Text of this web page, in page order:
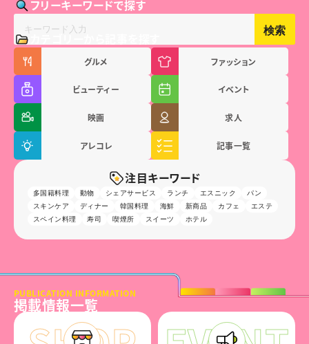
フリーキーワードで探す
検索
カテゴリーから記事を探す
グルメ ファッション
ビューティー イベント
映画 求人
アレコレ 記事一覧
注目キーワード
多国籍料理 動物 シェアサービス ランチ エスニック
パン
スキンケア
ディナー 韓国料理 海鮮 新商品 カフェ
エステ
スペイン料理
寿司 喫煙所 スイーツ ホテル
PUBLICATION INFORMATION
掲載情報一覧